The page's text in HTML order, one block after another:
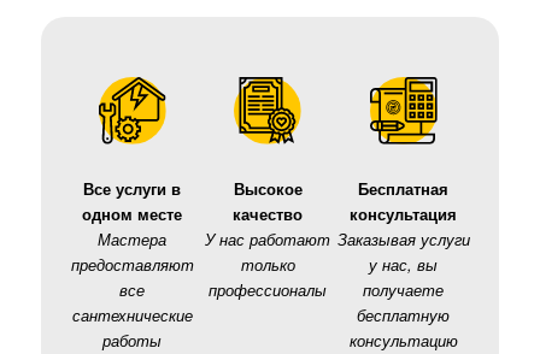
Все услуги в
одном месте
Мастера
предоставляют
все
сантехнические
работы
Высокое
качество
У нас работают
только
профессионалы
Бесплатная
консультация
Заказывая услуги
у нас, вы
получаете
бесплатную
консультацию